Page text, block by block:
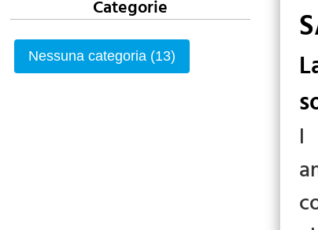
Categorie
Nessuna categoria (13)
l